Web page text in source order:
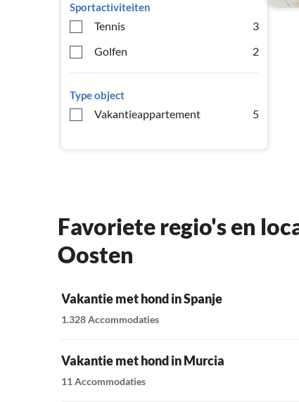
Sportactiviteiten
Tennis
3
Golfen
2
Type object
Vakantieappartement 5
Favoriete regio's en
Oosten
Vakantie met hond in Spanje
1.328 Accommodaties
Vakantie met hond in Murcia
11 Accommodaties